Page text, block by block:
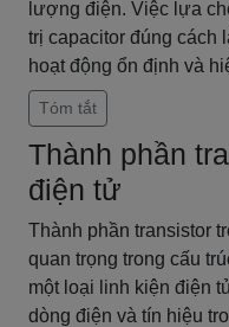
lượng điện. Việc lựa
trị capacitor đúng cách
hoạt động ổn định và
Tóm tắt
Thành phần
điện tử
Thành phần transistor
quan trọng trong cấu
một loại linh kiện điện
dòng điện và tín hiệu